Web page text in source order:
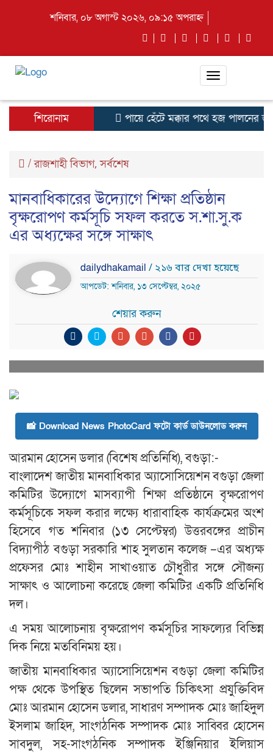
শনিবার, ০৮ অগাস্ট ২০২৬, ০৯:১৫ অপরাহ্ন
Toggle
শিরোনাম
পায়ে হেঁটে মক্কার পথে হজ পালনের
/রাজশাহী বিভাগ,সর্বশেষ
মানবাধিকারের উদ্যোগে শিক্ষা প্রতিষ্ঠান
বৃক্ষরোপণ কর্মসূচি সফল করতে স.শা.সু.ক
এর অধ্যক্ষের সঙ্গে সাক্ষাৎ
dailydhakamail / ২১৬ বার দেখা হয়েছে
আপডেট: শনিবার, ১৩ সেপ্টেম্বর, ২০২৫
শেয়ার করুন
📸 Download News PhotoCard ফটো কার্ড ডাউনলোড করুন
আরমান হোসেন ডলার (বিশেষ প্রতিনিধি), বগুড়া:-
বাংলাদেশ জাতীয় মানবাধিকার অ্যাসোসিয়েশন বগুড়া জেলা
কমিটির উদ্যোগে মাসব্যাপী শিক্ষা প্রতিষ্ঠানে বৃক্ষরোপণ
কর্মসূচিকে সফল করার লক্ষ্যে ধারাবাহিক কার্যক্রমের অংশ
হিসেবে গত শনিবার (১৩ সেপ্টেম্বর) উত্তরবঙ্গের প্রাচীন
বিদ্যাপীঠ বগুড়া সরকারি শাহ সুলতান কলেজ –এর অধ্যক্ষ
প্রফেসর মোঃ শাহীন সাখাওয়াত চৌধুরীর সঙ্গে সৌজন্য
সাক্ষাৎ ও আলোচনা করেছে জেলা কমিটির একটি প্রতিনিধি
দল।
এ সময় আলোচনায় বৃক্ষরোপণ কর্মসূচির সাফল্যের বিভিন্ন
দিক নিয়ে মতবিনিময় হয়।
জাতীয় মানবাধিকার অ্যাসোসিয়েশন বগুড়া জেলা কমিটির
পক্ষ থেকে উপস্থিত ছিলেন সভাপতি চিকিৎসা প্রযুক্তিবিদ
মোঃ আরমান হোসেন ডলার, সাধারণ সম্পাদক মোঃ জাহিদুল
ইসলাম জাহিদ, সাংগঠনিক সম্পাদক মোঃ সাব্বির হোসেন
সাবদুল, সহ-সাংগঠনিক সম্পাদক ইঞ্জিনিয়ার ইলিয়াস